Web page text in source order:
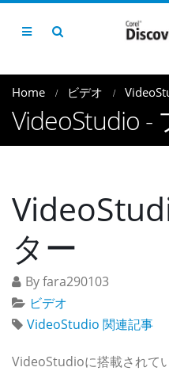
Home ビデオ
VideoStudio -
ター
By fara290103
ビデオ
VideoStudio 関連記事
VideoStudioに搭載されて